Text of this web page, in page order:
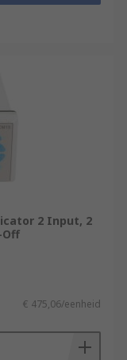
2 Input, 2
Off
€ 475,06/eenheid